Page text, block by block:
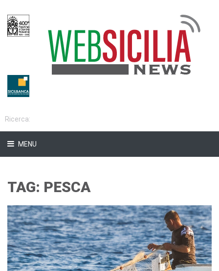
MENU
TAG: PESCA